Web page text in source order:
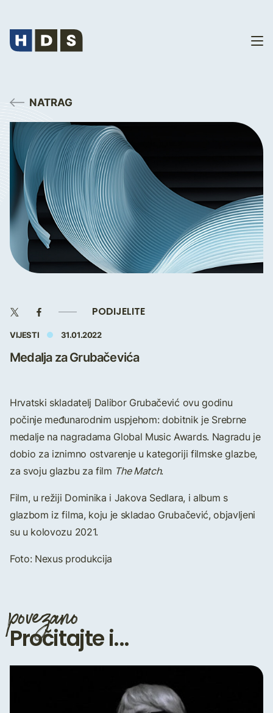
NATRAG
PODIJELITE
VIJESTI 31.01.2022
Medalja za Grubačevića
Hrvatski skladatelj Dalibor Grubačević ovu godinu
počinje međunarodnim uspjehom: dobitnik je Srebrne
medalje na nagradama Global Music Awards. Nagradu je
dobio za iznimno ostvarenje u kategoriji filmske glazbe,
za svoju glazbu za film The Match.
Film, u režiji Dominika i Jakova Sedlara, i album s
glazbom iz filma, koju je skladao Grubačević, objavljeni
su u kolovozu 2021.
Foto: Nexus produkcija
povezano
Pročitajte i...